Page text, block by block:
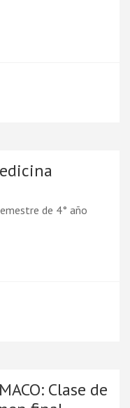
de 4° año
Clase de